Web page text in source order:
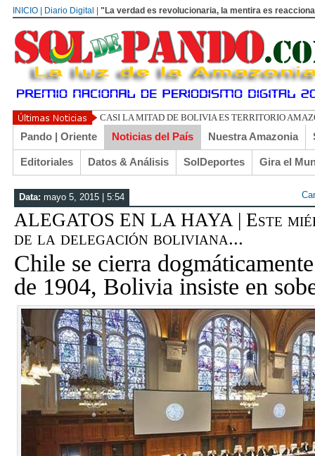
INICIO | Diario Digital | "La verdad es revolucionaria, la mentira es
UN LIBERTARIO LLAMADO EL TURI TO
Pando | Oriente Noticias del País Nuestra Amazonia
Editoriales Datos & Análisis SolDeportes Gira el
Data: mayo 5, 2015 | 5:54
ALEGATOS EN LA HAYA | Este
de la delegación boliviana...
Chile se cierra
de 1904, Bolivia insiste en